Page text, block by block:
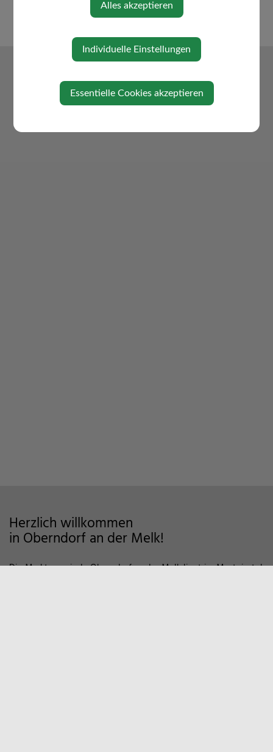
Herzlich willkommen
in Oberndorf an der Melk!
Die Marktgemeinde Oberndorf an der Melk liegt im Mostviertel
Alles akzeptieren
Individuelle Einstellungen
Essentielle Cookies akzeptieren